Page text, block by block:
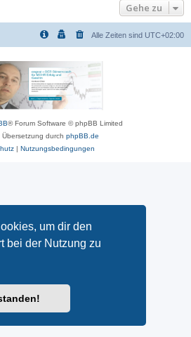
um dir den
bei der Nutzung zu
Gehe zu
Alle Zeiten sind UTC+02:00
® Forum Software © phpBB Limited
Übersetzung durch phpBB.de
| Nutzungsbedingungen